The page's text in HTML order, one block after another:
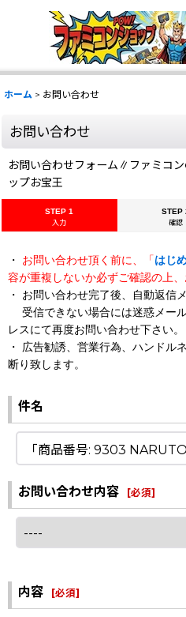
ホーム > お問い合わせ
お問い合わせ
お問い合わせフォーム∥ファミコ
ップお宝王
STEP 1
入力
STEP
確認
・ お問い合わせ頂く前に、「はじ
容が重複しないか必ずご確認の上、
・ お問い合わせ完了後、自動返信
受信できない場合には迷惑メー
レスにて再度お問い合わせ下さい。
・ 広告勧誘、営業行為、ハンドル
断り致します。
件名
お問い合わせ内容 [必須]
内容 [必須]